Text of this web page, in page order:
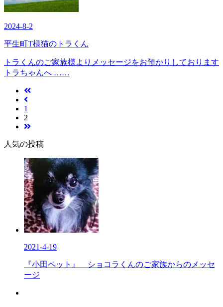
2024-8-2
平生町T様猫のトラくん
トラくんのご家族様よりメッセージをお預かりしております
トラちゃんへ ……
1
2
人気の投稿
2021-4-19
『小田ペット』 ショコラくんのご家族からのメッセ
ージ